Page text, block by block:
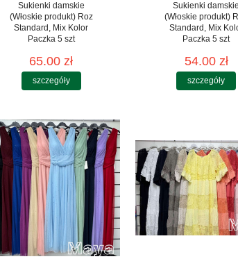
Sukienki damskie
(Włoskie produkt) Roz
Standard, Mix Kolor
Paczka 5 szt
65.00 zł
szczegóły
Sukienki
(Włoskie produkt)
Standard, Mix
Paczka 5 szt
54.00 zł
szczegóły